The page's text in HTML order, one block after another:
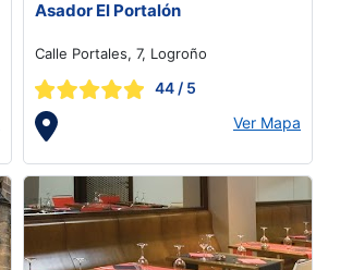
Asador El Portalón
Calle Portales, 7, Logroño
44 / 5
Ver Mapa